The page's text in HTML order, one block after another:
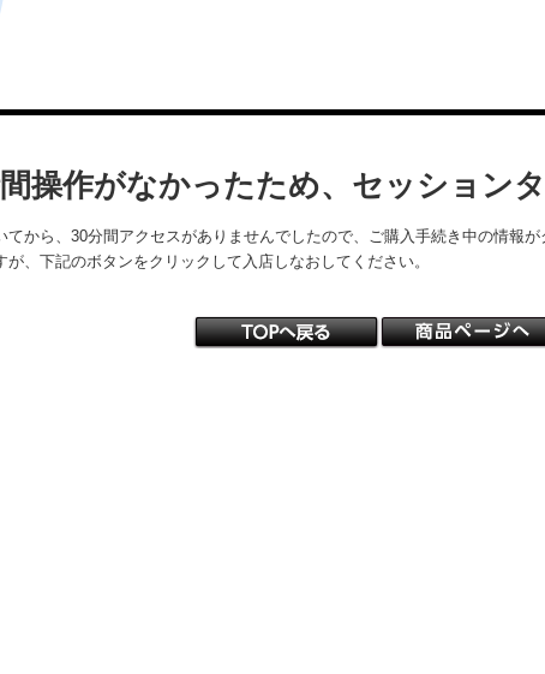
操作がなかったため、セッション
てから、30分間アクセスがありませんでしたので、ご購入手続き中の情報が
が、下記のボタンをクリックして入店しなおしてください。